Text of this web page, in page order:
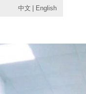
中文 English